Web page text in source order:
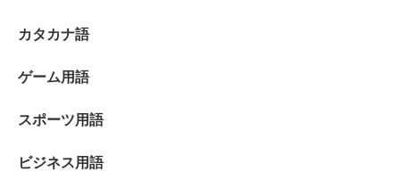
カタカナ語
ゲーム用語
スポーツ用語
ビジネス用語